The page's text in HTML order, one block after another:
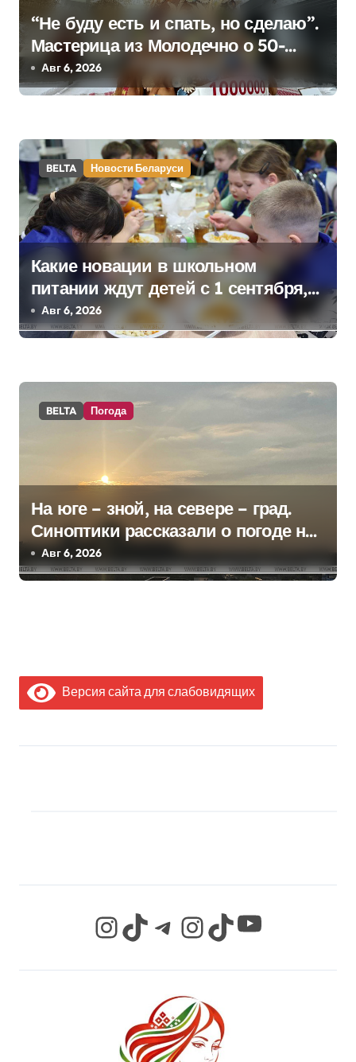
п
о
з
а
п
и
с
я
м
“Не буду есть и спать, но сделаю”.
Мастерица из Молодечно о 50-
килограммовом каравае для
Дворца Независимости
Авг 6, 2026
BELTA Новости Беларуси
Какие новации в школьном
питании ждут детей с 1 сентября,
рассказали в правительстве
Авг 6, 2026
BELTA Погода
На юге – зной, на севере – град.
Синоптики рассказали о погоде на
сегодня
Авг 6, 2026
Версия сайта для слабовидящих
InstagramTikTok Telegram InstagramTikTok YouTube